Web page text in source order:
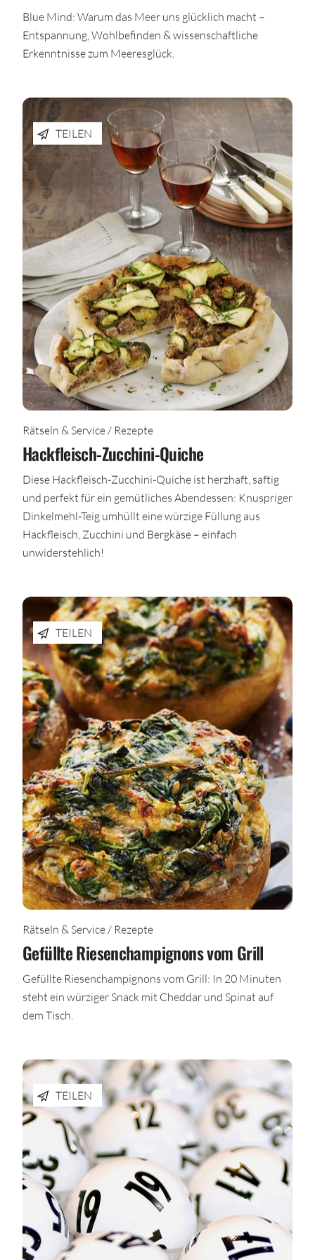
Blue Mind: Warum das Meer uns glücklich macht –
Entspannung, Wohlbefinden & wissenschaftliche
Erkenntnisse zum Meeresglück.
TEILEN
Rätseln & Service / Rezepte
Hackfleisch-Zucchini-Quiche
Diese Hackfleisch-Zucchini-Quiche ist herzhaft, saftig
und perfekt für ein gemütliches Abendessen: Knuspriger
Dinkelmehl-Teig umhüllt eine würzige Füllung aus
Hackfleisch, Zucchini und Bergkäse – einfach
unwiderstehlich!
TEILEN
Rätseln & Service / Rezepte
Gefüllte Riesenchampignons vom Grill
Gefüllte Riesenchampignons vom Grill: In 20 Minuten
steht ein würziger Snack mit Cheddar und Spinat auf
dem Tisch.
TEILEN